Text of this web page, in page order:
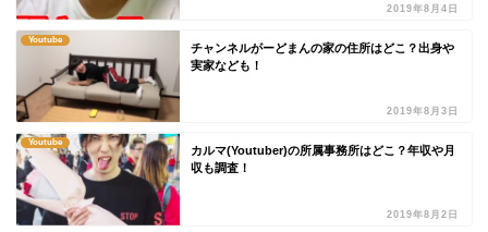
2019年8月4日
Youtube
チャンネルがーどまんの家の住所はどこ？出身や
実家なども！
2019年8月3日
Youtube
カルマ(Youtuber)の所属事務所はどこ？年収や月
収も調査！
2019年8月2日